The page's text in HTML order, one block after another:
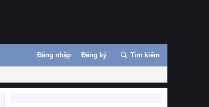
Đăng nhập Đăng ký Tìm kiếm